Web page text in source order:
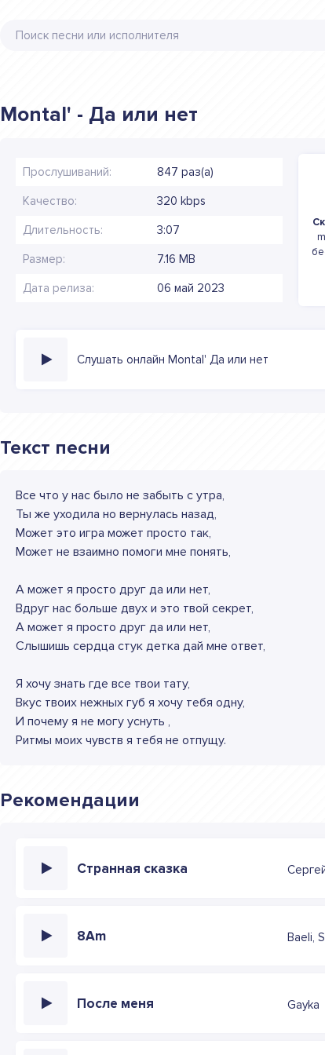
Montal' - Да или нет
Прослушиваний: 847 раз(а)
Качество: 320 kbps
Длительность: 3:07
Размер: 7.16 MB
Дата релиза: 06 май 2023
Слушать онлайн Montal' Да или нет
Текст песни
Все что у нас было не забыть с утра,
Ты же уходила но вернулась назад,
Может это игра может просто так,
Может не взаимно помоги мне понять,
А может я просто друг да или нет,
Вдруг нас больше двух и это твой секрет,
А может я просто друг да или нет,
Слышишь сердца стук детка дай мне ответ,
Я хочу знать где все твои тату,
Вкус твоих нежных губ я хочу тебя одну,
И почему я не могу уснуть ,
Ритмы моих чувств я тебя не отпущу.
Рекомендации
Странная сказка
8Am Baeli,
После меня Gayka